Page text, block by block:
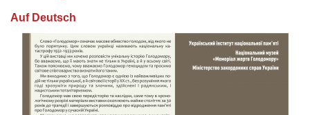
Auf Deutsch